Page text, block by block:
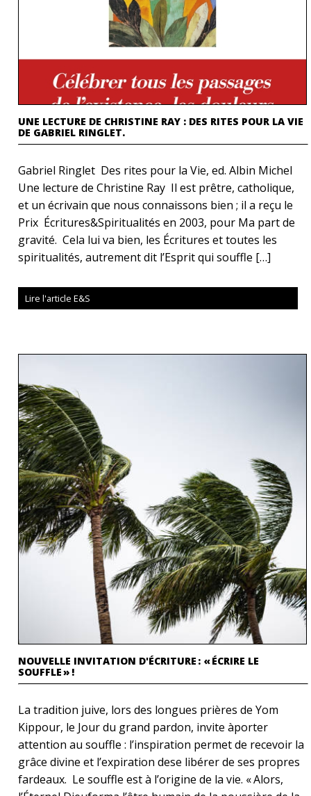
UNE LECTURE DE CHRISTINE RAY : DES RITES POUR LA VIE
DE GABRIEL RINGLET.
Gabriel Ringlet Des rites pour la Vie, ed. Albin Michel
Une lecture de Christine Ray Il est prêtre, catholique,
et un écrivain que nous connaissons bien ; il a reçu le
Prix Écritures&Spiritualités en 2003, pour Ma part de
gravité. Cela lui va bien, les Écritures et toutes les
spiritualités, autrement dit l’Esprit qui souffle […]
Lire l'article E&S
NOUVELLE INVITATION D'ÉCRITURE : « ÉCRIRE LE
SOUFFLE » !
La tradition juive, lors des longues prières de Yom
Kippour, le Jour du grand pardon, invite àporter
attention au souffle : l’inspiration permet de recevoir la
grâce divine et l’expiration dese libérer de ses propres
fardeaux. Le souffle est à l’origine de la vie. « Alors,